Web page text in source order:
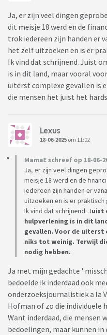
Ja, er zijn veel dingen
dit meisje 18 werd en de
trok iedereen zijn handen er
het zelf uitzoeken en is er
Ik vind dat schrijnend. Juist
is in dit land, maar vooral
uiterst complexe gevallen is
die mensen het juist het
Lexus
18-06-2025 om 11:02
MamaE schreef op 18-06-
Ja, er zijn veel dingen
meisje 18 werd en de
iedereen zijn handen er
uitzoeken en is er
Ik vind dat schrijnend. Juist
hulpverlening is in dit
gevallen. Voor de uiterst
niks tot weinig. Terwijl
nodig hebben.
Ja met mijn gedachte '
bedoelde ik inderdaad ook
onderzoeksjournalistiek a la
Hofman of zo die individuele
Want inderdaad, die mensen
bedoelingen, maar kunnen